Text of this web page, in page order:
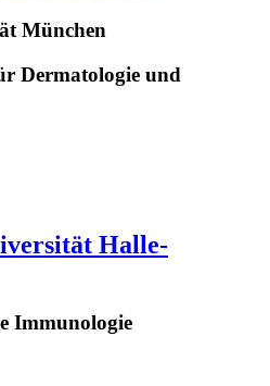
München
Dermatologie und
Halle-
Immunologie